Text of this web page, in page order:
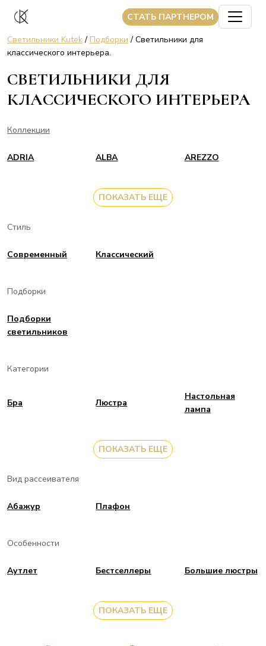
CТАТЬ ПАРТНЕРОМ
Светильники Kutek/ Подборки / Светильники для
классического интерьера.
СВЕТИЛЬНИКИ ДЛЯ
КЛАССИЧЕСКОГО ИНТЕРЬЕРА
Коллекции
ADRIA ALBA AREZZO
ПОКАЗАТЬ ЕЩЕ
Стиль
Современный Классический
Подборки
Подборки
светильников
Категории
Бра Люстра
Настольная
лампа
ПОКАЗАТЬ ЕЩЕ
Вид рассеивателя
Aбажур Плафон
Особенности
Аутлет Бестселлеры Большие люстры
ПОКАЗАТЬ ЕЩЕ